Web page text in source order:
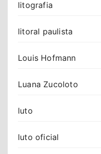
litografia
litoral paulista
Louis Hofmann
Luana Zucoloto
luto
luto oficial